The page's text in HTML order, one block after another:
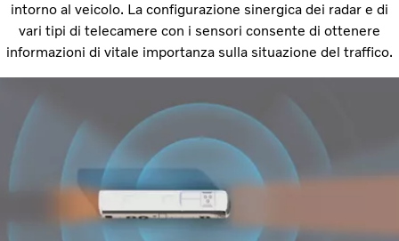
intorno al veicolo. La configurazione sinergica dei radar e di
vari tipi di telecamere con i sensori consente di ottenere
informazioni di vitale importanza sulla situazione del traffico.